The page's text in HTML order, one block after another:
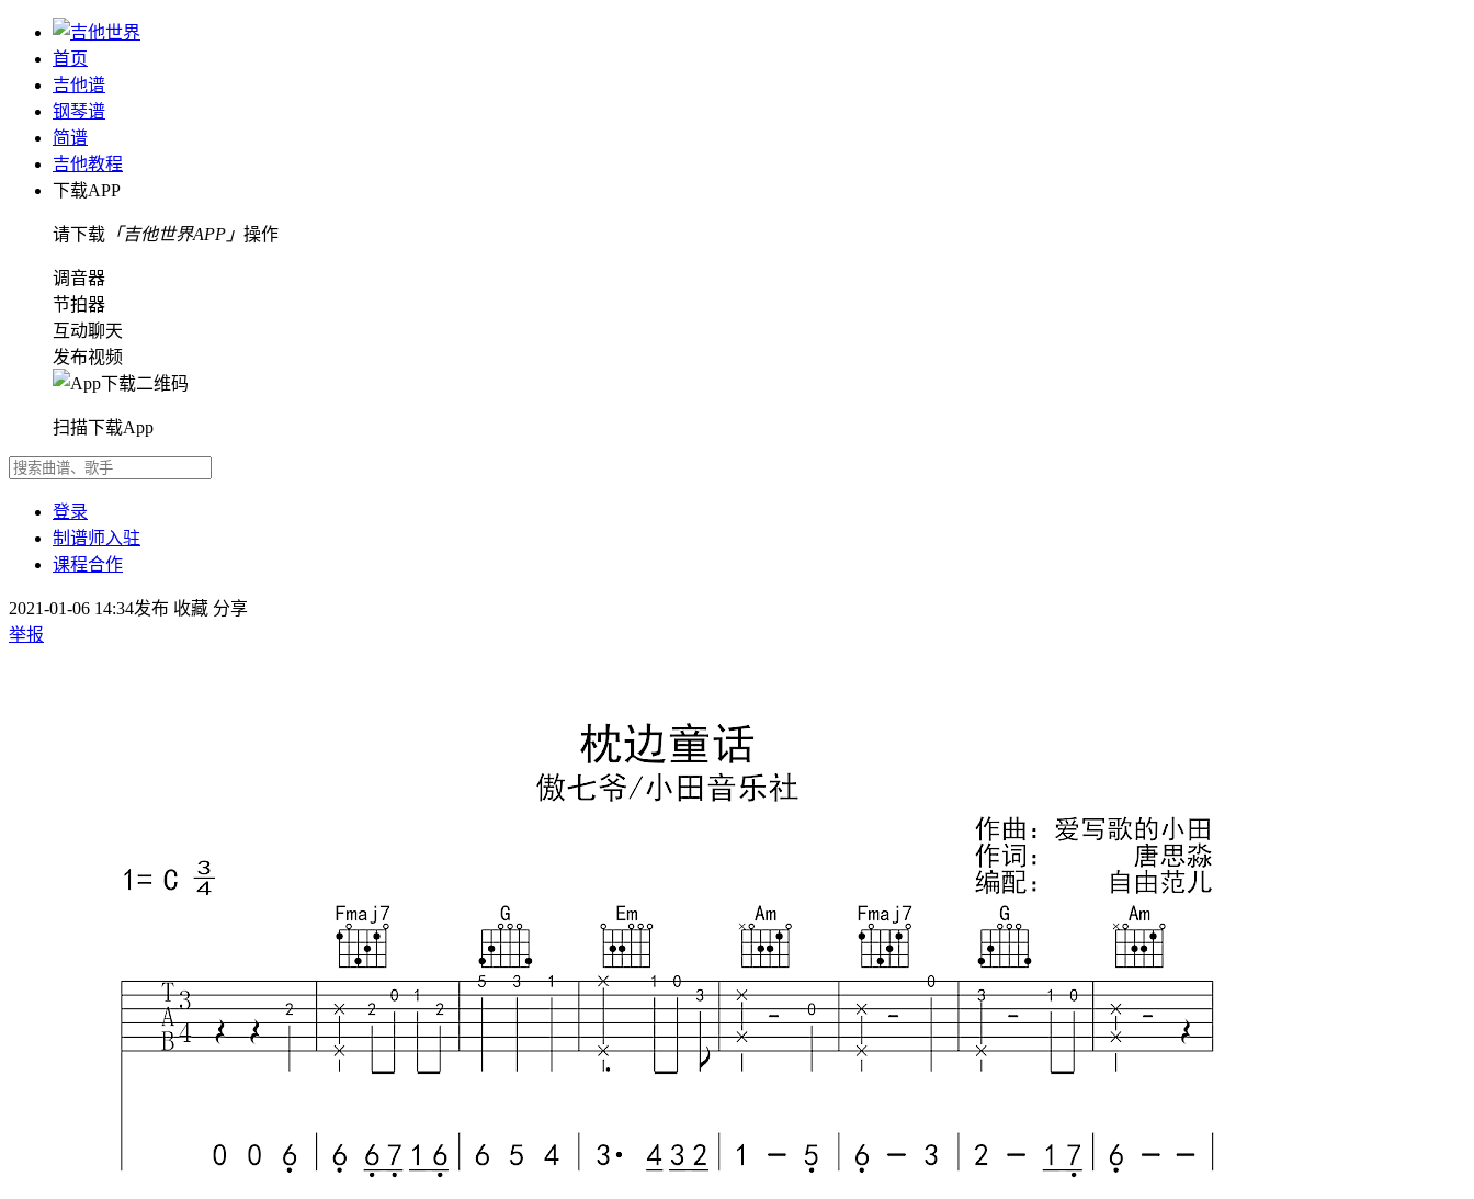
首页
吉他谱
钢琴谱
简谱
吉他教程
下载APP
请下载 「吉他世界APP」 操作
调音器
节拍器
互动聊天
发布视频
扫描下载App
登录
制谱师入驻
课程合作
2021-01-06 14:34发布 收藏 分享
举报